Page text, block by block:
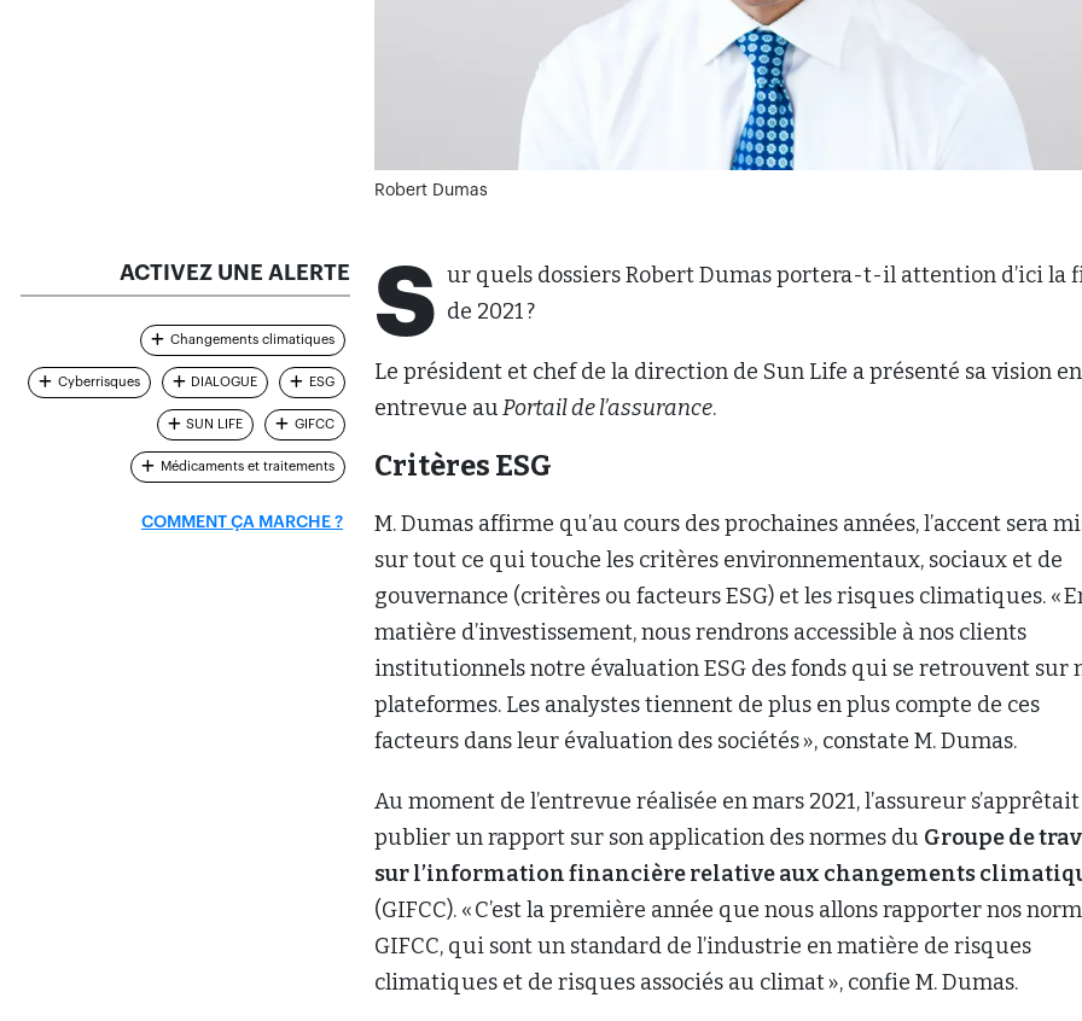
Robert Dumas
S ur quels dossiers Robert Dumas portera-t-il attention d’ici la
de 2021 ?
Le président et chef de la direction de Sun Life a présenté sa vision en
entrevue auPortail de l’assurance.
Critères ESG
M. Dumas affirme qu’au cours des prochaines années, l’accent sera
sur tout ce qui touche les critères environnementaux, sociaux et de
gouvernance (critères ou facteurs ESG) et les risques climatiques. «
matière d’investissement, nous rendrons accessible à nos clients
institutionnels notre évaluation ESG des fonds qui se retrouvent sur
plateformes. Les analystes tiennent de plus en plus compte de ces
facteurs dans leur évaluation des sociétés », constate M. Dumas.
Au moment de l’entrevue réalisée en mars 2021, l’assureur
publier un rapport sur son application des normes du Groupe de
sur l’information financière relative aux changements
(GIFCC). « C’est la première année que nous allons rapporter nos
GIFCC, qui sont un standard de l’industrie en matière de risques
climatiques et de risques associés au climat », confie M. Dumas.
ACTIVEZ UNE ALERTE
Changements climatiques
Cyberrisques DIALOGUE ESG
SUN LIFE GIFCC
Médicaments et traitements
COMMENT ÇA MARCHE ?